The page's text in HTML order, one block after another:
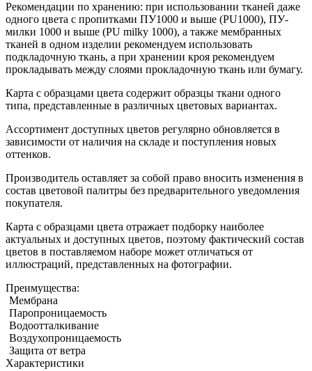
Рекомендации по хранению: при использовании тканей даже
одного цвета с пропитками ПУ1000 и выше (PU1000), ПУ-
милки 1000 и выше (PU milky 1000), а также мембранных
тканей в одном изделии рекомендуем использовать
подкладочную ткань, а при хранении кроя рекомендуем
прокладывать между слоями прокладочную ткань или бумагу.
Карта с образцами цвета содержит образцы ткани одного
типа, представленные в различных цветовых вариантах.
Ассортимент доступных цветов регулярно обновляется в
зависимости от наличия на складе и поступления новых
оттенков.
Производитель оставляет за собой право вносить изменения в
состав цветовой палитры без предварительного уведомления
покупателя.
Карта с образцами цвета отражает подборку наиболее
актуальных и доступных цветов, поэтому фактический состав
цветов в поставляемом наборе может отличаться от
иллюстраций, представленных на фотографии.
Преимущества:
Мембрана
Паропроницаемость
Водоотталкивание
Воздухопроницаемость
Защита от ветра
Характеристики